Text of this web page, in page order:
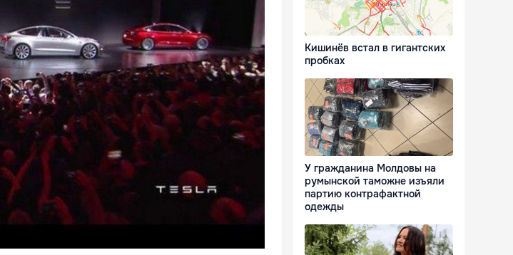
Кишинёв встал в гигантских
пробках
У гражданина Молдовы на
румынской таможне изъяли
партию контрафактной
одежды